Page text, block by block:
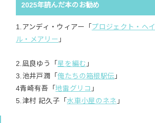
2025年読んだ本のお勧め
1.アンディ・ウィアー「 プロジェクト・ヘイ
ル・メアリー 」
2.凪良ゆう「星を編む 」
3.池井戸潤「俺たちの箱根駅伝 」
4青崎有吾「地雷グリコ 」
5.津村 記久子「水車小屋のネネ 」